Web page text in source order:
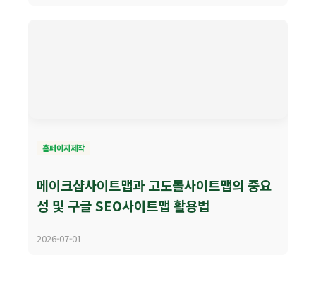
홈페이지제작
메이크샵사이트맵과 고도몰사이트맵의 중요
성 및 구글 SEO사이트맵 활용법
2026-07-01